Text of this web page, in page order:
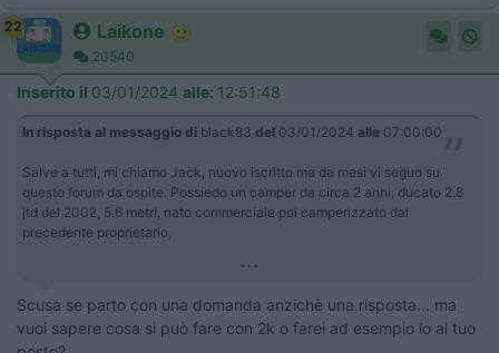
22 Laikone
20540
Inserito il 03/01/2024 alle: 12:51:48
In risposta al messaggio di black83 del 03/01/2024 alle 07:00:00
Salve a tutti, mi chiamo Jack, nuovo iscritto ma da mesi vi seguo su
questo forum da ospite. Possiedo un camper da circa 2 anni, ducato 2.8
jtd del 2002, 5.6 metri, nato commerciale poi camperizzato dal
precedente proprietario,
...
Scusa se parto con una domanda anzichè una risposta... ma
vuoi sapere cosa si può fare con 2k o farei ad esempio io al tuo